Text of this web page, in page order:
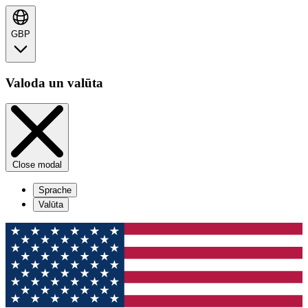
GBP
Valoda un valūta
Close modal
Sprache
Valūta